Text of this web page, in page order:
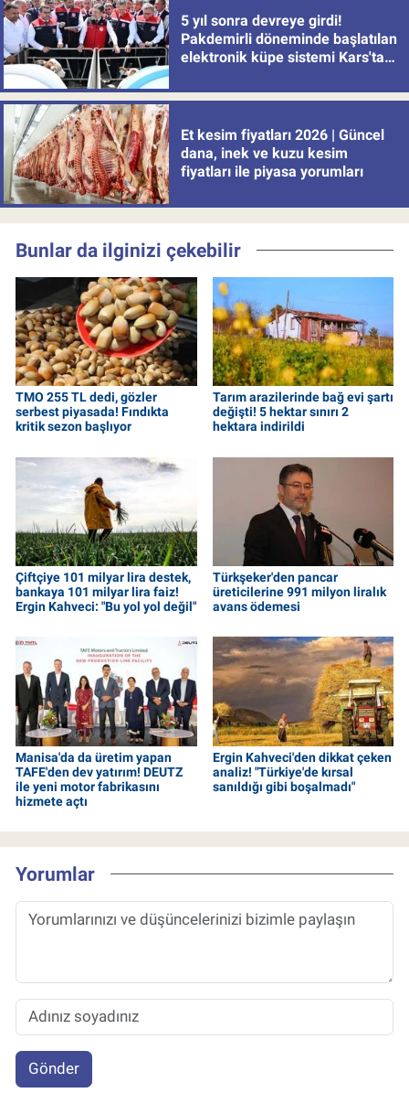
5 yıl sonra devreye girdi!
Pakdemirli döneminde başlatılan
elektronik küpe sistemi Kars'tan
Et kesim fiyatları 2026 | Güncel
dana, inek ve kuzu kesim
fiyatları ile piyasa yorumları
Bunlar da ilginizi çekebilir
TMO 255 TL dedi, gözler
serbest piyasada! Fındıkta
kritik sezon başlıyor
Tarım arazilerinde bağ evi şartı
değişti! 5 hektar sınırı 2
hektara indirildi
Çiftçiye 101 milyar lira destek,
bankaya 101 milyar lira faiz!
Ergin Kahveci: "Bu yol yol değil"
Türkşeker'den pancar
üreticilerine 991 milyon liralık
avans ödemesi
Manisa'da da üretim yapan
TAFE'den dev yatırım! DEUTZ
ile yeni motor fabrikasını
hizmete açtı
Ergin Kahveci'den dikkat çeken
analiz! "Türkiye'de kırsal
sanıldığı gibi boşalmadı"
Yorumlar
Gönder